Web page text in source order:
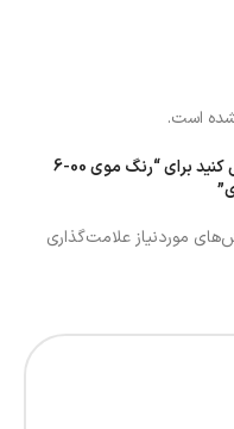
است.
اولین نفری باشید که دیدگاهی را ارسال می کنید برای “رنگ موی 00-6
موردنیاز علامت‌گذاری